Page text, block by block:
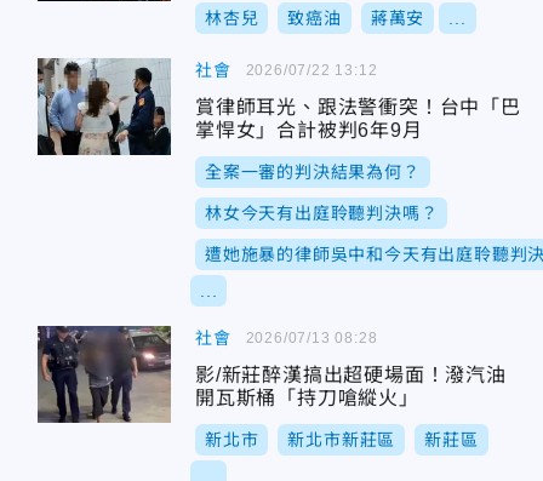
林杏兒 致癌油 蔣萬安
社會
賞律師耳光、跟法警衝突！台中「巴
掌悍女」合計被判6年9月
全案一審的判決結果為何？
林女今天有出庭聆聽判決嗎？
遭她施暴的律師吳中和今天有出庭聆聽判
2026/07/22 13:12
社會
影/新莊醉漢搞出超硬場面！潑汽油
開瓦斯桶「持刀嗆縱火」
新北市 新北市新莊區 新莊區
2026/07/13 08:28